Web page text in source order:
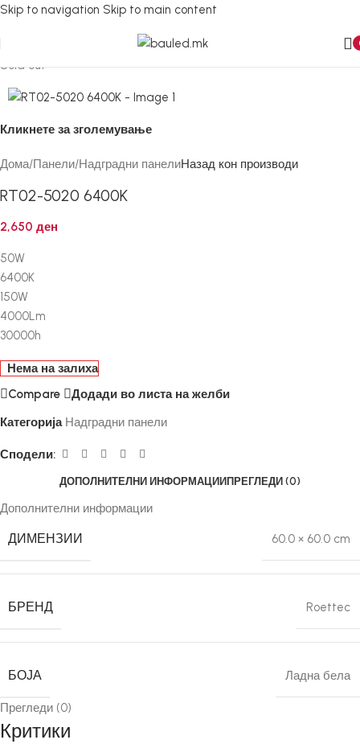
Skip to navigation Skip to main content
Sold out
Кликнете за зголемување
Дома/Панели/Надградни панелиНазад кон производи
RT02-5020 6400K
2,650 ден
50W
6400K
150W
4000Lm
30000h
Нема на залиха
Compare
Додади во листа на желби
Категорија Надградни панели
Сподели:
ДОПОЛНИТЕЛНИ ИНФОРМАЦИИ ПРЕГЛЕДИ (0)
Дополнителни информации
ДИМЕНЗИИ 60.0 × 60.0 cm
БРЕНД Roettec
БОЈА Ладна бела
Прегледи (0)
Критики